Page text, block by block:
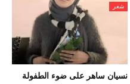
شعر
نسيان ساهر على ضوء الطفولة